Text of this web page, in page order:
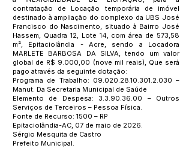
contratação de Locação temporária de imóvel
destinado à ampliação do complexo da UBS José
Francisco do Nascimento, situado à Bairro José
Hassem, Quadra 12, Lote 14, com área de 573,58
m², Epitaciolândia - Acre, sendo a Locadora
MARLETE BARBOSA DA SILVA, tendo um valor
global de R$ 9.000,00 (nove mil reais), Que será
pago através da seguinte dotação:
Programa de Trabalho: 09.020.28.10.301.2.030 –
Manut. Da Secretaria Municipal de Saúde
Elemento de Despesa: 3.3.90.36.00 – Outros
Serviços de Terceiros – Pessoa Física.
Fonte de Recurso: 1500 – RP
Epitaciolândia-AC, 07 de maio de 2026.
Sérgio Mesquita de Castro
Prefeito Municipal.